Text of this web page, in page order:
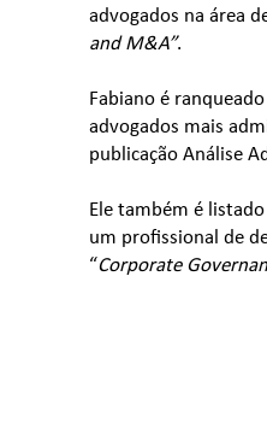
advogados na área
and M&A”.
Fabiano é
advogados mais
publicação Análise
Ele também é
um profissional de
“Corporate